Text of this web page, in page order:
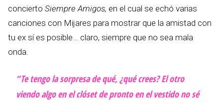
concierto Siempre Amigos, en el cual se echó varias
canciones con Mijares para mostrar que la amistad con
tu ex sí es posible… claro, siempre que no sea mala
onda.
“Te tengo la sorpresa de qué, ¿qué crees? El otro
viendo algo en el clóset de pronto en el vestido no sé